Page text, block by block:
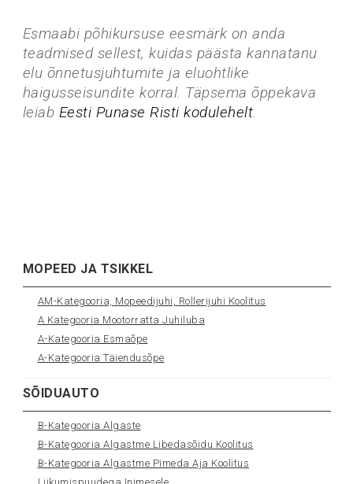
Esmaabi põhikursuse eesmärk on anda
teadmised sellest, kuidas päästa kannatanu
elu õnnetusjuhtumite ja eluohtlike
haigusseisundite korral. Täpsema õppekava
leiab Eesti Punase Risti kodulehelt.
MOPEED JA TSIKKEL
AM-Kategooria, Mopeedijuhi, Rollerijuhi Koolitus
A Kategooria Mootorratta Juhiluba
A-Kategooria Esmaõpe
A-Kategooria Täiendusõpe
SÕIDUAUTO
B-Kategooria Algaste
B-Kategooria Algastme Libedasõidu Koolitus
B-Kategooria Algastme Pimeda Aja Koolitus